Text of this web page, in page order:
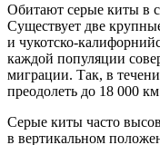
Обитают серые киты в
Существует две
и чукотско-
каждой популяции
миграции. Так, в
преодолеть до 18 000
Серые киты часто
в вертикальном